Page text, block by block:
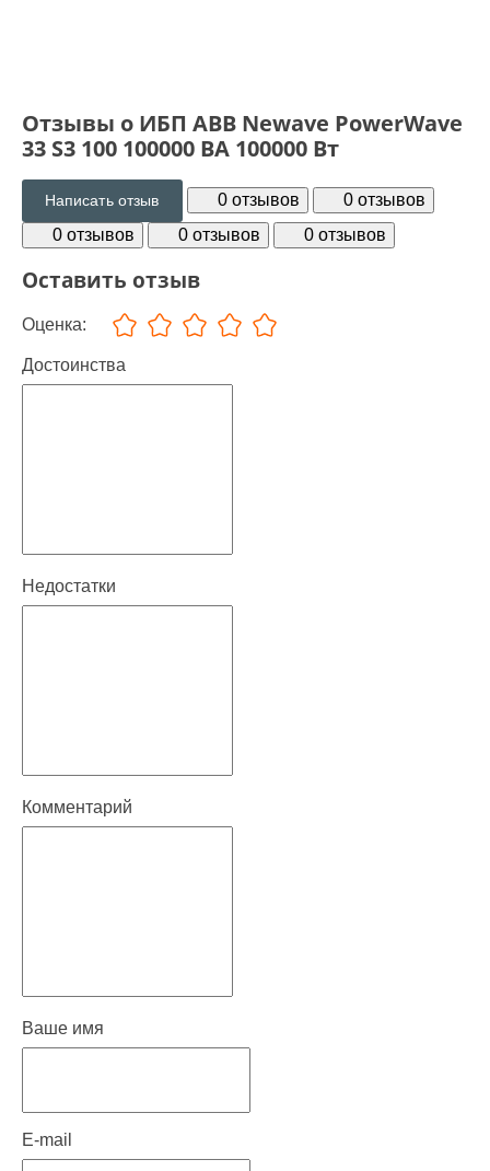
Отзывы о ИБП ABB Newave PowerWave
33 S3 100 100000 ВА 100000 Вт
Написать отзыв 0 отзывов
0 отзывов
0 отзывов
0 отзывов 0 отзывов
Оставить отзыв
Оценка:
Достоинства
Недостатки
Комментарий
Ваше имя
E-mail